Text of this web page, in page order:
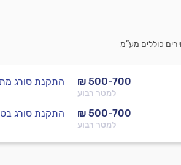
כוללים מע”מ
₪ 500-700
למטר רבוע
₪ 500-700
למטר רבוע
התקנת סורג
התקנת סורג